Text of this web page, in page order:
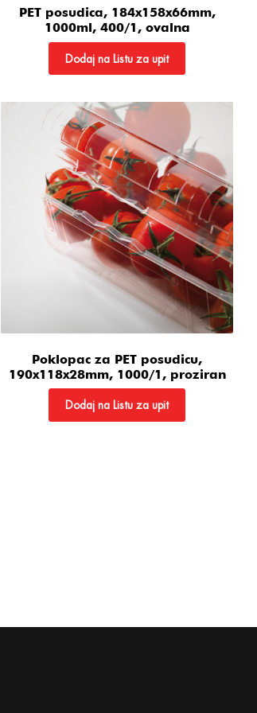
PET posudica, 184x158x66mm,
1000ml, 400/1, ovalna
Dodaj na Listu za upit
Poklopac za PET posudicu,
190x118x28mm, 1000/1, proziran
Dodaj na Listu za upit